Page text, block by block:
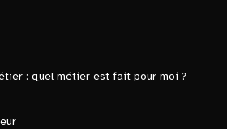
: quel métier est fait pour moi ?